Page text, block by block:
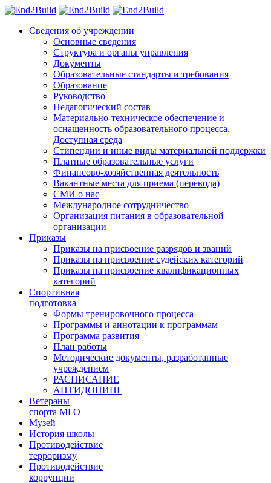
Сведения об учреждении
Основные сведения
Структура и органы управления
Документы
Образовательные стандарты и требования
Образование
Руководство
Педагогический состав
Материально-техническое обеспечение и
оснащенность образовательного процесса.
Доступная среда
Стипендии и иные виды материальной поддержки
Платные образовательные услуги
Финансово-хозяйственная деятельность
Вакантные места для приема (перевода)
СМИ о нас
Международное сотрудничество
Организация питания в образовательной
организации
Приказы
Приказы на присвоение разрядов и званий
Приказы на присвоение судейских категорий
Приказы на присвоение квалификационных
категорий
Спортивная
подготовка
Формы тренировочного процесса
Программы и аннотации к программам
Программа развития
План работы
Методические документы, разработанные
учреждением
РАСПИСАНИЕ
АНТИДОПИНГ
Ветераны
спорта МГО
Музей
История школы
Противодействие
терроризму
Противодействие
коррупции